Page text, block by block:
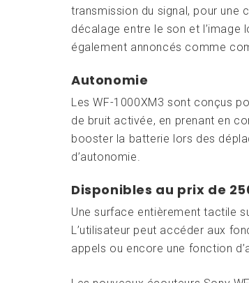
transmission du signal, pour une
décalage entre le son et l’image
également annoncés comme
Autonomie
Les WF-1000XM3 sont conçus
de bruit activée, en prenant en
booster la batterie lors des
d’autonomie.
Disponibles au prix de
Une surface entièrement tactile
L’utilisateur peut accéder aux
appels ou encore une fonction